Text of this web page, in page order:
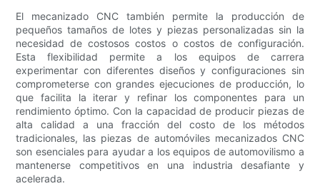
El mecanizado CNC también permite la producción de
pequeños tamaños de lotes y piezas personalizadas sin la
necesidad de costosos costos o costos de configuración.
Esta flexibilidad permite a los equipos de carrera
experimentar con diferentes diseños y configuraciones sin
comprometerse con grandes ejecuciones de producción, lo
que facilita la iterar y refinar los componentes para un
rendimiento óptimo. Con la capacidad de producir piezas de
alta calidad a una fracción del costo de los métodos
tradicionales, las piezas de automóviles mecanizados CNC
son esenciales para ayudar a los equipos de automovilismo a
mantenerse competitivos en una industria desafiante y
acelerada.